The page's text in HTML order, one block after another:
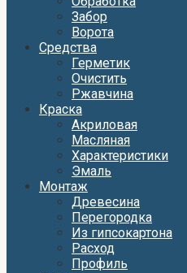
Забор
Ворота
Средства
Герметик
Очистить
Ржавчина
Краска
Акриловая
Масляная
Характеристики
Эмаль
Монтаж
Древесина
Перегородка
Из гипсокартона
Расход
Профиль